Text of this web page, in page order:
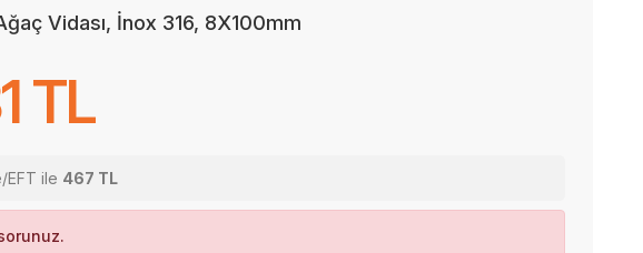
Vidası, İnox 316, 8X100mm
TL
EFT ile 467 TL